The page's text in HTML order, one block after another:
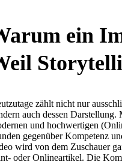
ein
zählt nicht nur
auch dessen
und hochwertigen
gegenüber Kompetenz
wird von dem Zuschauer
oder Onlineartikel. Die